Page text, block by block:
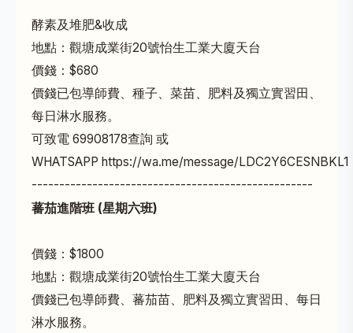
酵素及堆肥&收成
地點：觀塘成業街20號怡生工業大廈天台
價錢：$680
價錢已包導師費、種子、菜苗、肥料及獨立實習田、
每日淋水服務。
可致電 69908178查詢 或
WHATSAPP https://wa.me/message/LDC2Y6CESNBKL1
---------------------------------------------------
蕃茄進階班 (星期六班)
價錢：$1800
地點：觀塘成業街20號怡生工業大廈天台
價錢已包導師費、蕃茄苗、肥料及獨立實習田、每日
淋水服務。